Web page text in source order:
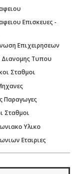
Επισκευες -
Επιχειρησεων
Διανομης Τυπου
Σταθμοι
Παραγωγες
Σταθμοι
Υλικο
Εταιριες